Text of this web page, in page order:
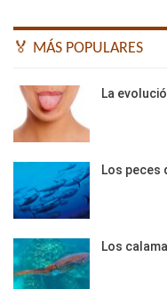
🏅 MÁS POPULARES
La
Los peces
Los